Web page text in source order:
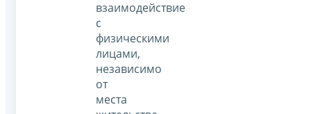
взаимодействие
с
физическими
лицами,
независимо
от
места